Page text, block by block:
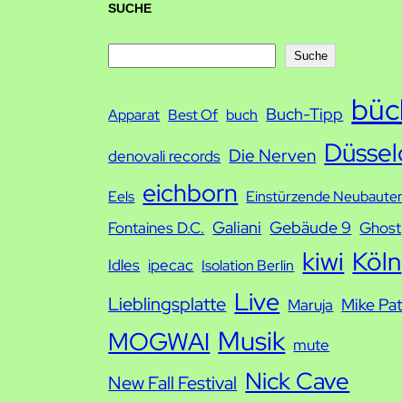
SUCHE
c
Suche
Apparat Best Of buch Buch-Tipp
denovali records Die Nerven
Eels eichborn Einstürzende
Fontaines D.C. Galiani Gebäude 9
Idles ipecac Isolation Berlin kiwi Köln
Lieblingsplatte Live Maruja Mike
MOGWAI Musik mute
New Fall Festival Nick Cave